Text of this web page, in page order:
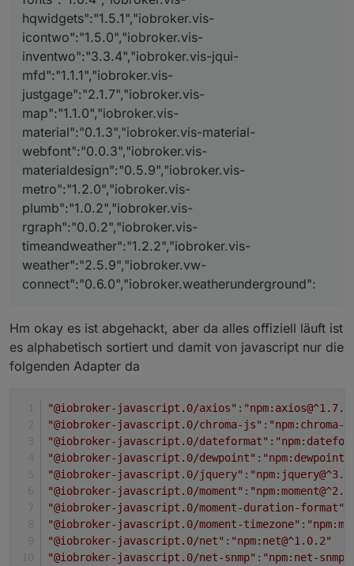
hqwidgets":"1.5.1","iobroker.vis-
icontwo":"1.5.0","iobroker.vis-
inventwo":"3.3.4","iobroker.vis-jqui-
mfd":"1.1.1","iobroker.vis-
justgage":"2.1.7","iobroker.vis-
map":"1.1.0","iobroker.vis-
material":"0.1.3","iobroker.vis-material-
webfont":"0.0.3","iobroker.vis-
materialdesign":"0.5.9","iobroker.vis-
metro":"1.2.0","iobroker.vis-
plumb":"1.0.2","iobroker.vis-
rgraph":"0.0.2","iobroker.vis-
timeandweather":"1.2.2","iobroker.vis-
weather":"2.5.9","iobroker.vw-
connect":"0.6.0","iobroker.weatherunderground":
Hm okay es ist abgehackt, aber da alles offiziell läuft ist
es alphabetisch sortiert und damit von javascript nur die
folgenden Adapter da
"@iobroker-javascript.0/axios" :
"@iobroker-javascript.0/chroma-js" : "npm:chroma-
"@iobroker-javascript.0/dateformat" :
"@iobroker-javascript.0/dewpoint" :
"@iobroker-javascript.0/jquery" :
"@iobroker-javascript.0/moment" :
"@iobroker-javascript.0/moment-duration-format"
"@iobroker-javascript.0/moment-timezone" :
"@iobroker-javascript.0/net" : "npm:net@^1.0.2"
"@iobroker-javascript.0/net-snmp" : "npm:net-